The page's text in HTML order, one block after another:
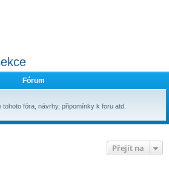
Fórum
tohoto fóra, návrhy, připomínky k foru atd.
Přejít na